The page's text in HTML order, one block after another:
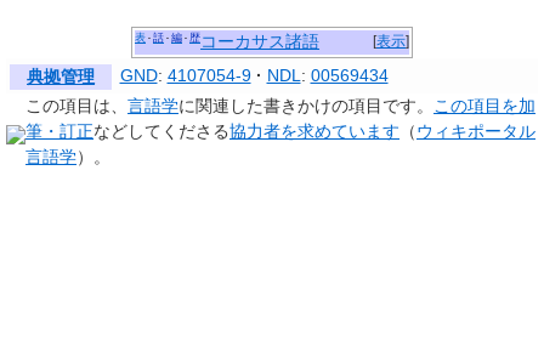
[表示]
表 話 編 歴 コーカサス諸語
典拠管理 GND: 4107054-9 NDL : 00569434
この項目は、 言語学に関連した書きかけの項目 です。
この項目を加
筆・訂正などしてくださる協力者を求めています （ウィキポータル
言語学）。